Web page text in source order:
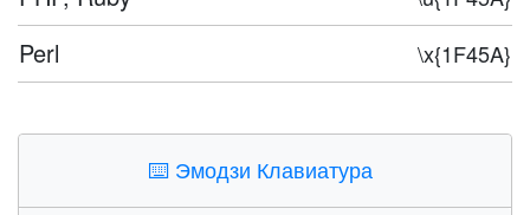
Perl \x{1F45A}
⌨️ Эмодзи Клавиатура